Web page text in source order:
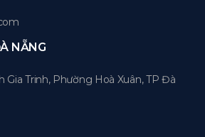
NẴNG
Trinh, Phường Hoà Xuân, TP Đà